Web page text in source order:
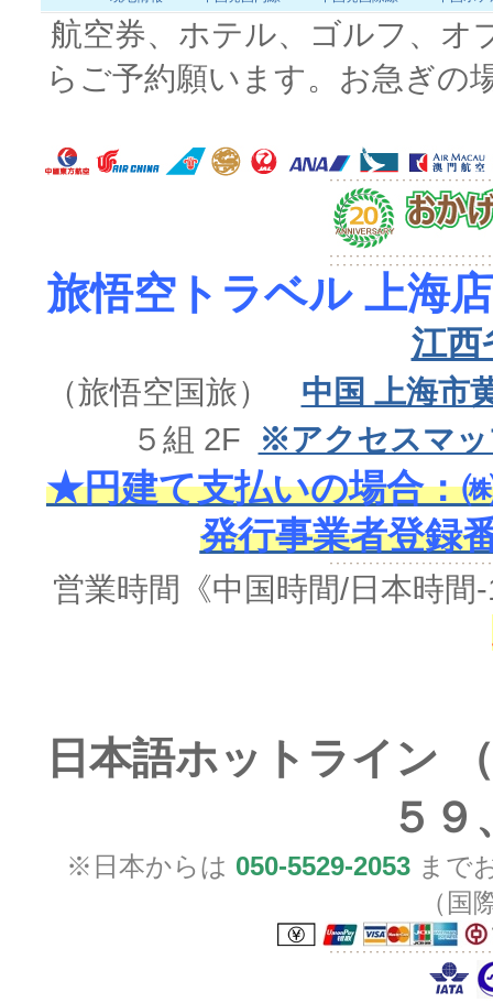
航空券、ホテル、ゴルフ、オ
らご予約願います。お急ぎの
旅悟空トラベル 上海店
江西
（旅悟空国旅） 中国 上海市
５組 2F
※アクセスマ
★円建て支払いの場合：
発行事業者登録
営業時間《中国時間/日本時間
日本語ホットライン
５９
※日本からは 050-5529-2053 まで
（国